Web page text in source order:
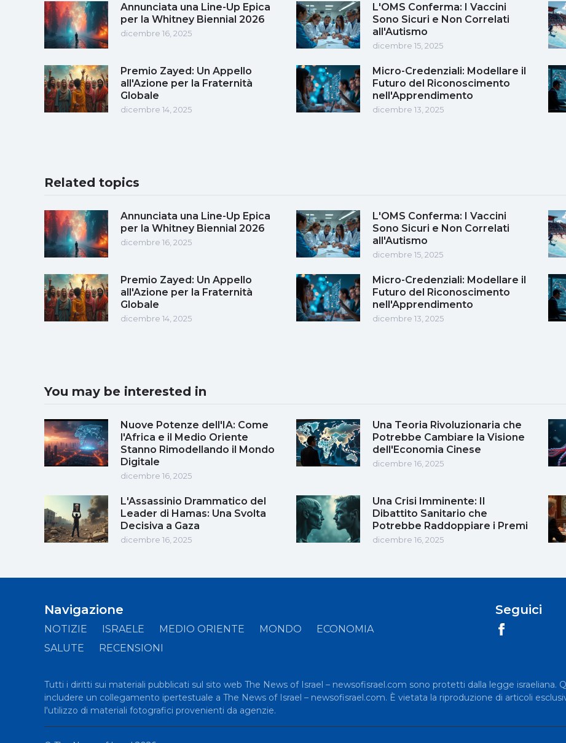
Annunciata una Line-Up Epica
per la Whitney Biennial 2026
dicembre 16, 2025
L'OMS Conferma: I Vaccini
Sono Sicuri e Non Correlati
all'Autismo
dicembre 15, 2025
Premio Zayed: Un Appello
all'Azione per la Fraternità
Globale
dicembre 14, 2025
Micro-Credenziali: Modellare il
Futuro del Riconoscimento
nell'Apprendimento
dicembre 13, 2025
Related topics
Annunciata una Line-Up Epica
per la Whitney Biennial 2026
dicembre 16, 2025
L'OMS Conferma: I Vaccini
Sono Sicuri e Non Correlati
all'Autismo
dicembre 15, 2025
Premio Zayed: Un Appello
all'Azione per la Fraternità
Globale
dicembre 14, 2025
Micro-Credenziali: Modellare il
Futuro del Riconoscimento
nell'Apprendimento
dicembre 13, 2025
You may be interested in
Nuove Potenze dell'IA: Come
l'Africa e il Medio Oriente
Stanno Rimodellando il Mondo
Digitale
dicembre 16, 2025
Una Teoria Rivoluzionaria che
Potrebbe Cambiare la Visione
dell'Economia Cinese
dicembre 16, 2025
L'Assassinio Drammatico del
Leader di Hamas: Una Svolta
Decisiva a Gaza
dicembre 16, 2025
Una Crisi Imminente: Il
Dibattito Sanitario che
Potrebbe Raddoppiare i Premi
dicembre 16, 2025
Navigazione
NOTIZIE ISRAELE MEDIO ORIENTE MONDO
ECONOMIA
SALUTE
RECENSIONI
Seguici
Tutti i diritti sui materiali pubblicati sul sito web The News of Israel – newsofisrael.com sono protetti dalla legge israeliana.
includere un collegamento ipertestuale a The News of Israel – newsofisrael.com. È vietata la riproduzione di articoli
l'utilizzo di materiali fotografici provenienti da agenzie.